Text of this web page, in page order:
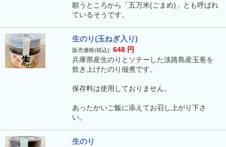
願うところから「五万米(ごまめ)」とも呼ばれ
ているそうです。
生のり(玉ねぎ入り)
販売価格(税込): 648 円
兵庫県産生のりとソテーした淡路島産玉葱を
炊き上げたのり佃煮です。
保存料は使用しておりません。
あったかいご飯に添えてお召し上がり下さ
い。
生のり